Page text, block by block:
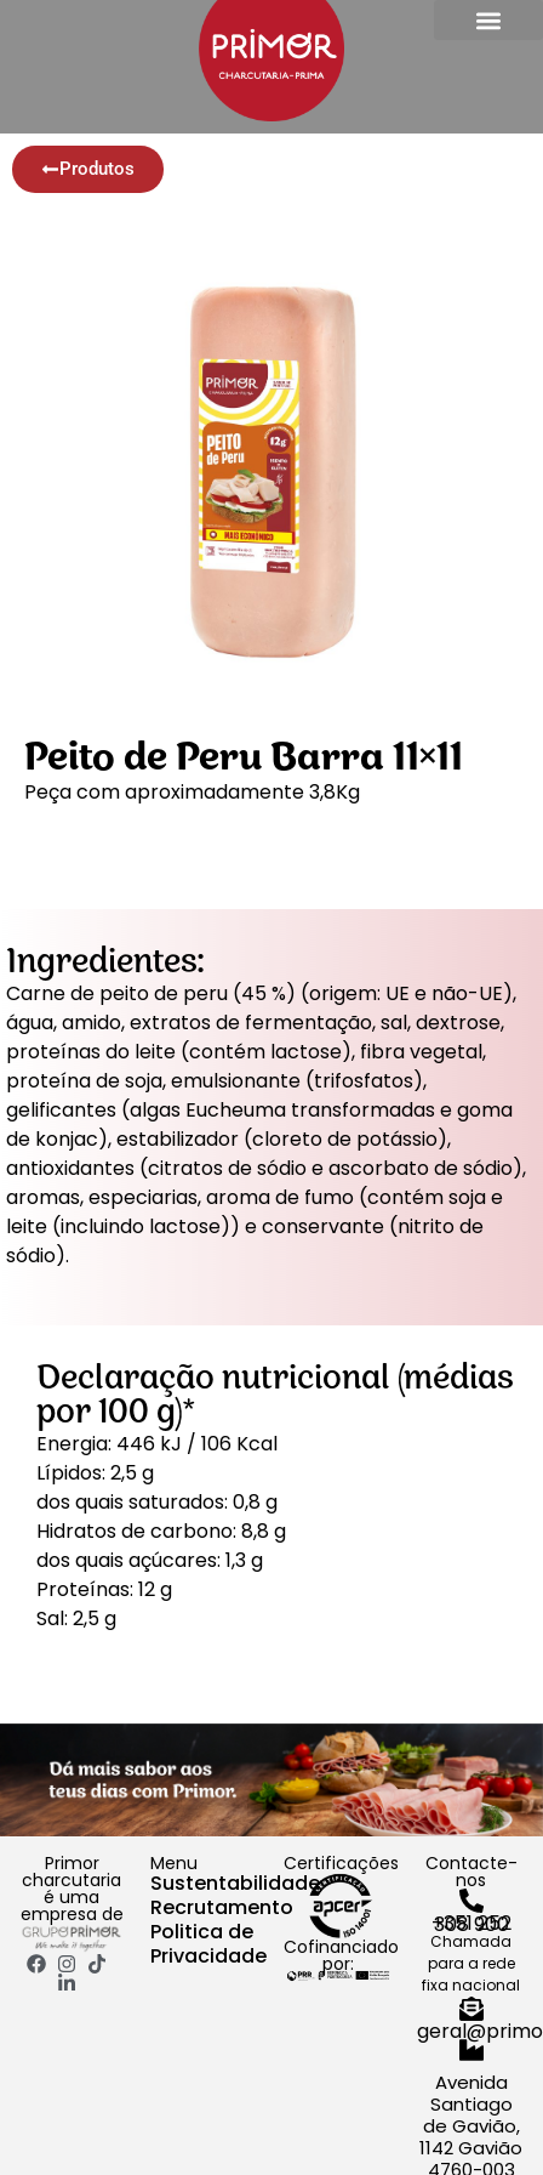
Produtos
Peito de Peru Barra 11×11
Peça com aproximadamente 3,8Kg
Ingredientes:
Carne de peito de peru (45 %) (origem: UE e não-UE),
água, amido, extratos de fermentação, sal, dextrose,
proteínas do leite (contém lactose), fibra vegetal,
proteína de soja, emulsionante (trifosfatos),
gelificantes (algas Eucheuma transformadas e goma
de konjac), estabilizador (cloreto de potássio),
antioxidantes (citratos de sódio e ascorbato de sódio),
aromas, especiarias, aroma de fumo (contém soja e
leite (incluindo lactose)) e conservante (nitrito de
sódio).
Declaração nutricional (médias
por 100 g)*
Energia: 446 kJ / 106 Kcal
Lípidos: 2,5 g
dos quais saturados: 0,8 g
Hidratos de carbono: 8,8 g
dos quais açúcares: 1,3 g
Proteínas: 12 g
Sal: 2,5 g
Primor
charcutaria
é uma
empresa de
Menu
Sustentabilidade
Recrutamento
Politica de
Privacidade
Certificações
Cofinanciado
por:
Contacte-
nos
+351 252 308 900
Chamada
para a rede
fixa nacional
Avenida
Santiago
de Gavião,
1142 Gavião
4760-003